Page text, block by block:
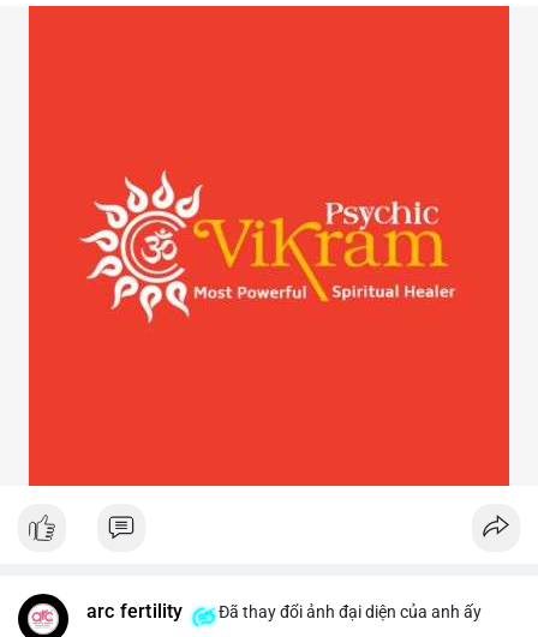
arc fertility Đã thay đổi ảnh đại diện của anh ấy